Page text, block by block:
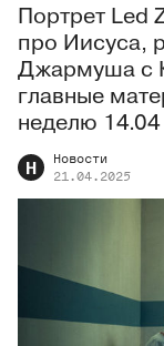
Портрет Led
про Иисуса,
Джармуша с
главные
неделю
Н
Новости
21.04.2025